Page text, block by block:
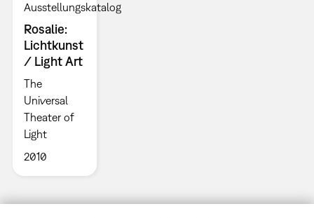
Ausstellungskatalog
Rosalie:
Lichtkunst
/ Light Art
The
Universal
Theater of
Light
2010